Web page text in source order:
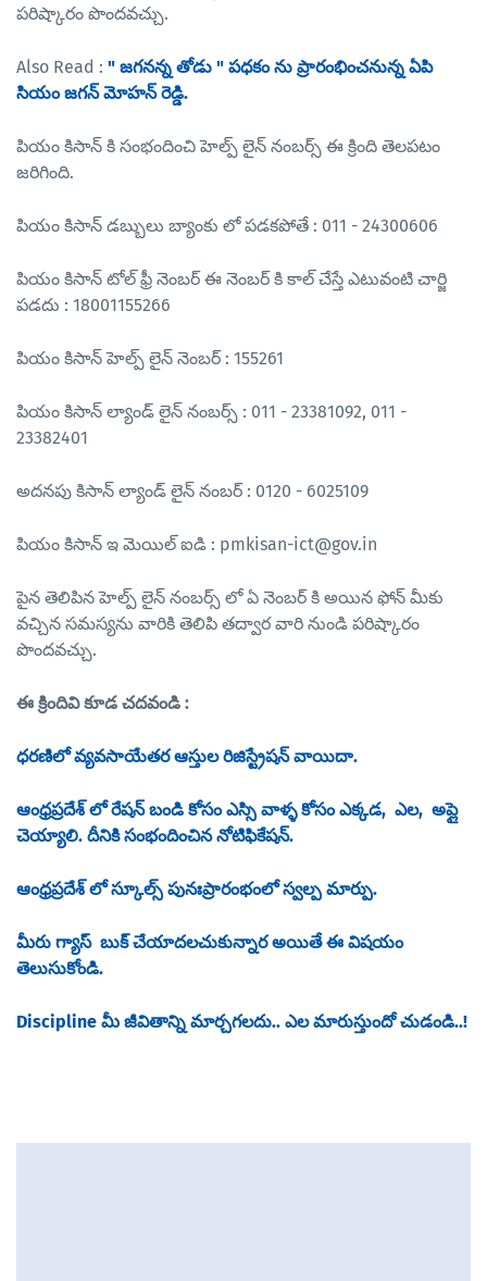
పరిష్కారం పొందవచ్చు.
Also Read : " జగనన్న తోడు " పధకం ను ప్రారంభించనున్న ఏపి
సియం జగన్ మోహన్ రెడ్డి.
పియం కిసాన్ కి సంభందించి హెల్ప్ లైన్ నంబర్స్ ఈ క్రింది తెలపటం
జరిగింది.
పియం కిసాన్ డబ్బులు బ్యాంకు లో పడకపోతే : 011 - 24300606
పియం కిసాన్ టోల్ ఫ్రీ నెంబర్ ఈ నెంబర్ కి కాల్ చేస్తే ఎటువంటి చార్జి
పడదు : 18001155266
పియం కిసాన్ హెల్ప్ లైన్ నెంబర్ : 155261
పియం కిసాన్ ల్యాండ్ లైన్ నంబర్స్ : 011 - 23381092, 011 -
23382401
అదనపు కిసాన్ ల్యాండ్ లైన్ నంబర్ : 0120 - 6025109
పియం కిసాన్ ఇ మెయిల్ ఐడి : pmkisan-ict@gov.in
పైన తెలిపిన హెల్ప్ లైన్ నంబర్స్ లో ఏ నెంబర్ కి అయిన ఫోన్ మీకు
వచ్చిన సమస్యను వారికి తెలిపి తద్వార వారి నుండి పరిష్కారం
పొందవచ్చు.
ఈ క్రిందివి కూడ చదవండి :
ధరణిలో వ్యవసాయేతర ఆస్తుల రిజిస్ట్రేషన్ వాయిదా.
ఆంధ్రప్రదేశ్ లో రేషన్ బండి కోసం ఎస్సి వాళ్ళ కోసం ఎక్కడ, ఎల, అప్లై
చెయ్యాలి. దీనికి సంభందించిన నోటిఫికేషన్.
ఆంధ్రప్రదేశ్ లో స్కూల్స్ పునఃప్రారంభంలో స్వల్ప మార్పు.
మీరు గ్యాస్ బుక్ చేయాదలచుకున్నార అయితే ఈ విషయం
తెలుసుకోండి.
Discipline మీ జీవితాన్ని మార్చగలదు.. ఎల మారుస్తుందో చుడండి..!